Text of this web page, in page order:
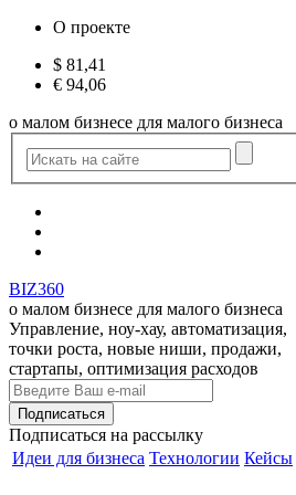
О проекте
$ 81,41
€ 94,06
о малом бизнесе для малого бизнеса
BIZ360
о малом бизнесе для малого бизнеса
Управление, ноу-хау, автоматизация,
точки роста, новые ниши, продажи,
стартапы, оптимизация расходов
Подписаться на рассылку
Идеи для бизнеса Технологии Кейсы